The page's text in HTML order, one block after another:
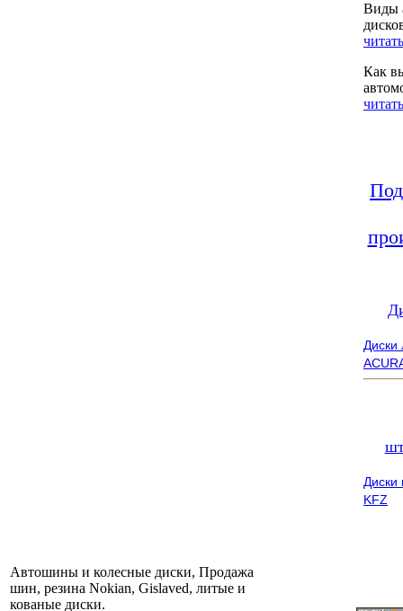
Виды
Как
Диски
KFZ
Автошины и колесные диски, Продажа
шин, резина Nokian, Gislaved, литые и
кованые диски.